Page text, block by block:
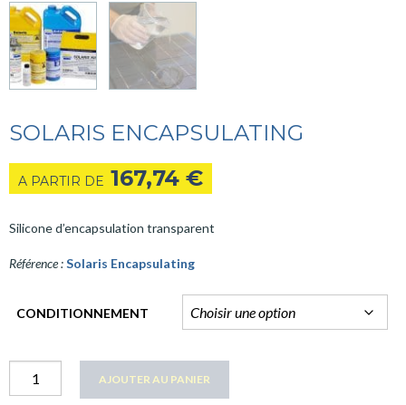
SOLARIS ENCAPSULATING
A PARTIR DE 167,74 €
Silicone d’encapsulation transparent
Référence :Solaris Encapsulating
CONDITIONNEMENT
quantité
Solaris
AJOUTER AU PANIER